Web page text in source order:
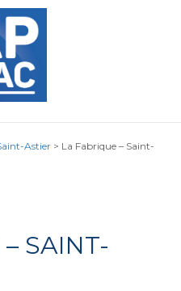
Astier > La Fabrique – Saint-
SAINT-